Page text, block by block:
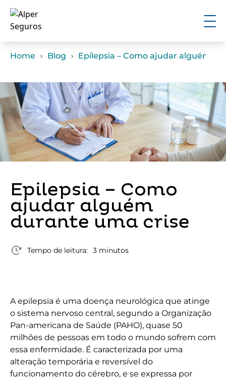
Home Blog Epilepsia – Como ajudar alguém
Epilepsia – Como
ajudar alguém
durante uma crise
Tempo de leitura: 3 minutos
A epilepsia é uma doença neurológica que atinge
o sistema nervoso central, segundo a Organização
Pan-americana de Saúde (PAHO), quase 50
milhões de pessoas em todo o mundo sofrem com
essa enfermidade. É caracterizada por uma
alteração temporária e reversível do
funcionamento do cérebro, e se expressa por